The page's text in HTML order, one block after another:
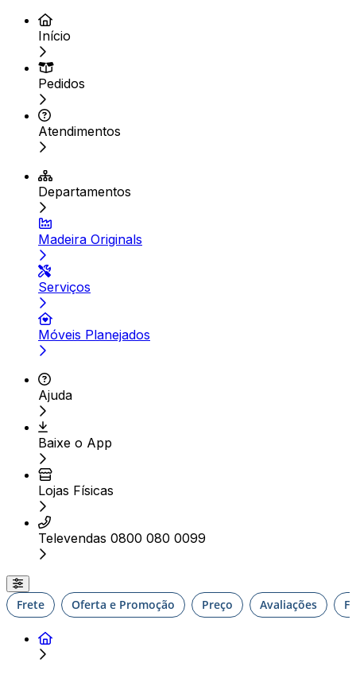
Início
Pedidos
Atendimentos
Departamentos
Madeira Originals
Serviços
Móveis Planejados
Ajuda
Baixe o App
Lojas Físicas
Televendas 0800 080 0099
Frete Oferta e Promoção Preço Avaliações